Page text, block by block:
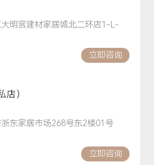
明宫建材家居城北二环店1-L-
立即咨询
店）
东家居市场268号东2楼01号
立即咨询